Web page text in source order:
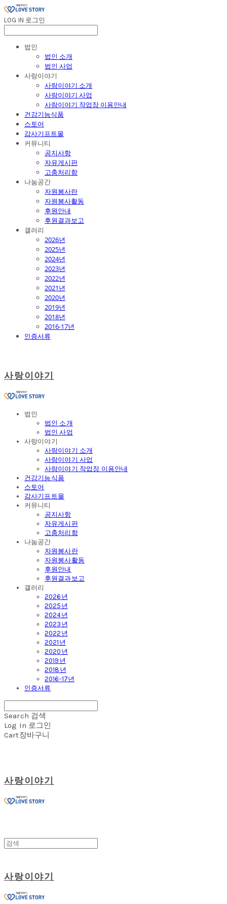
LOG IN 로그인
법인
법인 소개
법인 사업
사랑이야기
사랑이야기 소개
사랑이야기 사업
사랑이야기 작업장 이용안내
건강기능식품
스토어
감사기프트몰
커뮤니티
공지사항
자유게시판
고충처리함
나눔공간
자원봉사란
자원봉사활동
후원안내
후원결과보고
갤러리
2026년
2025년
2024년
2023년
2022년
2021년
2020년
2019년
2018년
2016-17년
인증서류
사랑이야기
법인
법인 소개
법인 사업
사랑이야기
사랑이야기 소개
사랑이야기 사업
사랑이야기 작업장 이용안내
건강기능식품
스토어
감사기프트몰
커뮤니티
공지사항
자유게시판
고충처리함
나눔공간
자원봉사란
자원봉사활동
후원안내
후원결과보고
갤러리
2026년
2025년
2024년
2023년
2022년
2021년
2020년
2019년
2018년
2016-17년
인증서류
Search 검색
Log In 로그인
Cart장바구니
사랑이야기
사랑이야기